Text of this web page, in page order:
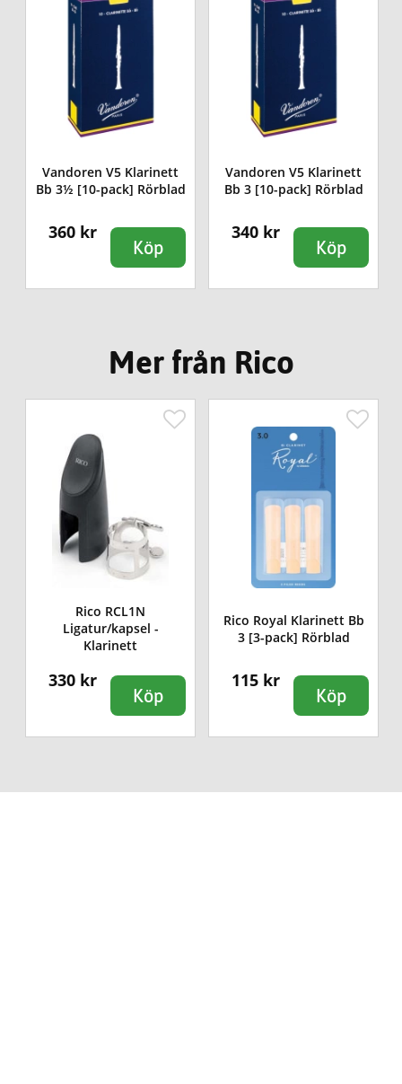
Vandoren V5 Klarinett
Bb 3½ [10-pack] Rörblad
360 kr
Köp
Vandoren V5 Klarinett
Bb 3 [10-pack] Rörblad
340 kr
Köp
Mer från Rico
Rico RCL1N
Ligatur/kapsel -
Klarinett
330 kr
Köp
Rico Royal Klarinett Bb
3 [3-pack] Rörblad
115 kr
Köp